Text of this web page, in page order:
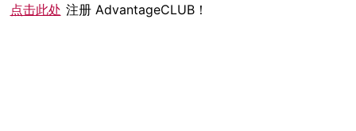
点击此处 注册 AdvantageCLUB！